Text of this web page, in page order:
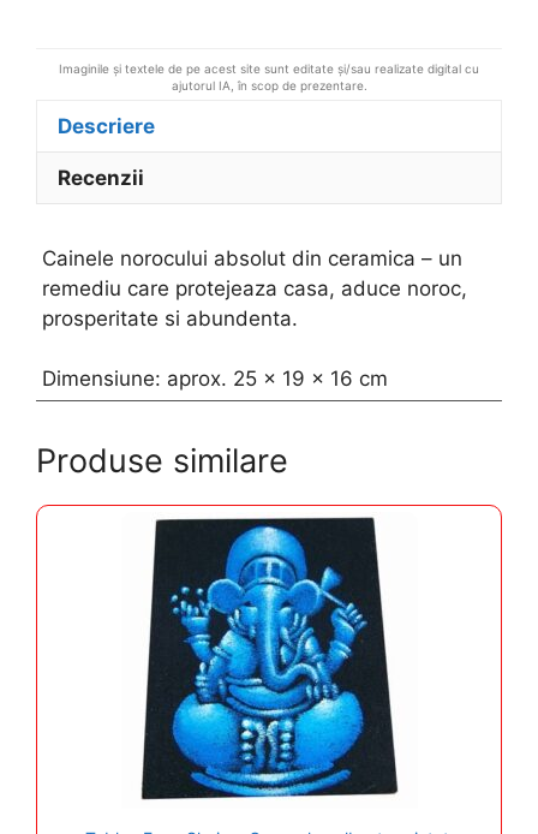
Imaginile și textele de pe acest site sunt editate și/sau realizate digital cu
ajutorul IA, în scop de prezentare.
Descriere
Recenzii
Cainele norocului absolut din ceramica – un
remediu care protejeaza casa, aduce noroc,
prosperitate si abundenta.
Dimensiune: aprox. 25 x 19 x 16 cm
Produse similare